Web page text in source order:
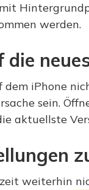
werden.
die
dem iPhone
sein.
aktuellste
weiterhin